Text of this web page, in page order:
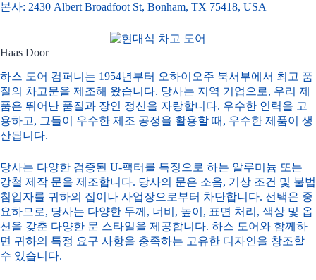
본사: 2430 Albert Broadfoot St, Bonham, TX 75418, USA
Haas Door
하스 도어 컴퍼니는 1954년부터 오하이오주 북서부에서 최고 품
질의 차고문을 제조해 왔습니다. 당사는 지역 기업으로, 우리 제
품은 뛰어난 품질과 장인 정신을 자랑합니다. 우수한 인력을 고
용하고, 그들이 우수한 제조 공정을 활용할 때, 우수한 제품이 생
산됩니다.
당사는 다양한 검증된 U-팩터를 특징으로 하는 알루미늄 또는
강철 제작 문을 제조합니다. 당사의 문은 소음, 기상 조건 및 불법
침입자를 귀하의 집이나 사업장으로부터 차단합니다. 선택은 중
요하므로, 당사는 다양한 두께, 너비, 높이, 표면 처리, 색상 및 옵
션을 갖춘 다양한 문 스타일을 제공합니다. 하스 도어와 함께하
면 귀하의 특정 요구 사항을 충족하는 고유한 디자인을 창조할
수 있습니다.